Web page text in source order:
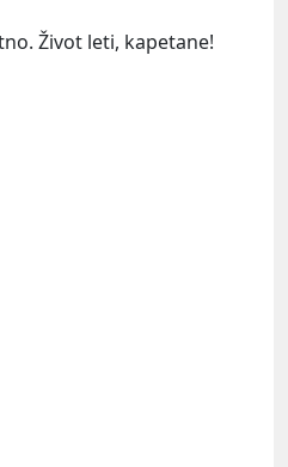
Život leti, kapetane!